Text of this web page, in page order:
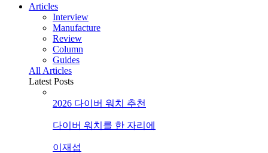
Articles
Interview
Manufacture
Review
Column
Guides
All Articles
Latest Posts
2026 다이버 워치 추천
다이버 워치를 한 자리에
이재섭